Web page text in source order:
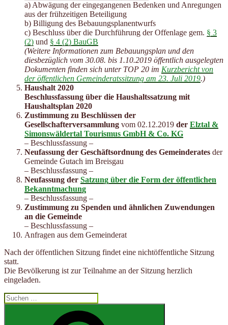
a) Abwägung der eingegangenen Bedenken und Anregungen
aus der frühzeitigen Beteiligung
b) Billigung des Bebauungsplanentwurfs
c) Beschluss über die Durchführung der Offenlage gem. § 3
(2) und § 4 (2) BauGB
(Weitere Informationen zum Bebauungsplan und den
diesbezüglich vom 30.08. bis 1.10.2019 öffentlich ausgelegten
Dokumenten finden sich unter TOP 20 im Kurzbericht von
der öffentlichen Gemeinderatssitzung am 23. Juli 2019.)
Haushalt 2020
Beschlussfassung über die Haushaltssatzung mit
Haushaltsplan 2020
Zustimmung zu Beschlüssen der
Gesellschafterversammlung vom 02.12.2019 der Elztal &
Simonswäldertal Tourismus GmbH & Co. KG
– Beschlussfassung –
Neufassung der Geschäftsordnung des Gemeinderates der
Gemeinde Gutach im Breisgau
– Beschlussfassung –
Neufassung der Satzung über die Form der öffentlichen
Bekanntmachung
– Beschlussfassung –
Zustimmung zu Spenden und ähnlichen Zuwendungen
an die Gemeinde
– Beschlussfassung –
Anfragen aus dem Gemeinderat
Nach der öffentlichen Sitzung findet eine nichtöffentliche Sitzung
statt.
Die Bevölkerung ist zur Teilnahme an der Sitzung herzlich
eingeladen.
Suchen
nach: